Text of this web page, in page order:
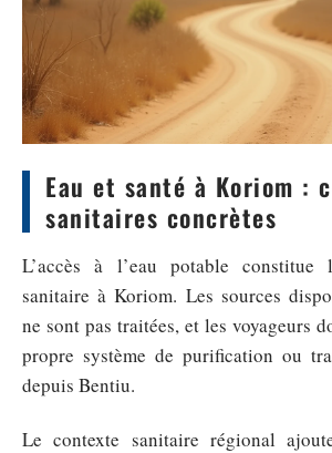
Eau et santé à Koriom :
sanitaires concrètes
L’accès à l’eau potable constitue
sanitaire à Koriom. Les sources
ne sont pas traitées, et les voyageurs
propre système de purification ou
depuis Bentiu.
Le contexte sanitaire régional